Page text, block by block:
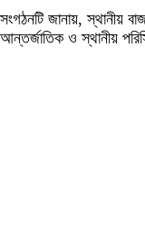
সংগঠনটি জানায়, স্থানীয়
আন্তর্জাতিক ও স্থানীয়